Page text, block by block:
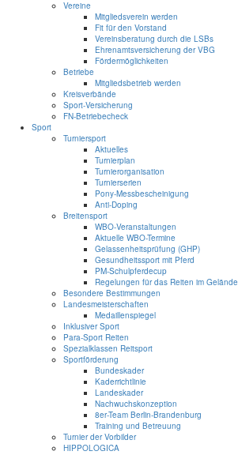
Vereine
Mitgliedsverein werden
Fit für den Vorstand
Vereinsberatung durch die LSBs
Ehrenamtsversicherung der VBG
Fördermöglichkeiten
Betriebe
Mitgliedsbetrieb werden
Kreisverbände
Sport-Versicherung
FN-Betriebecheck
Sport
Turniersport
Aktuelles
Turnierplan
Turnierorganisation
Turnierserien
Pony-Messbescheinigung
Anti-Doping
Breitensport
WBO-Veranstaltungen
Aktuelle WBO-Termine
Gelassenheitsprüfung (GHP)
Gesundheitssport mit Pferd
PM-Schulpferdecup
Regelungen für das Reiten im Gelände
Besondere Bestimmungen
Landesmeisterschaften
Medaillenspiegel
Inklusiver Sport
Para-Sport Reiten
Spezialklassen Reitsport
Sportförderung
Bundeskader
Kaderrichtlinie
Landeskader
Nachwuchskonzeption
8er-Team Berlin-Brandenburg
Training und Betreuung
Turnier der Vorbilder
HIPPOLOGICA